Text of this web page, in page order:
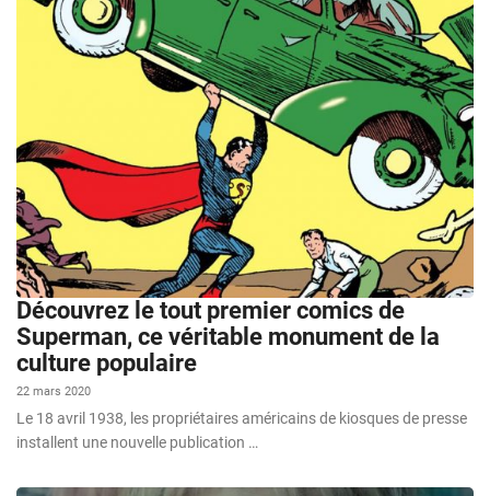
Découvrez le tout premier comics de
Superman, ce véritable monument de la
culture populaire
22 mars 2020
Le 18 avril 1938, les propriétaires américains de kiosques de presse
installent une nouvelle publication …